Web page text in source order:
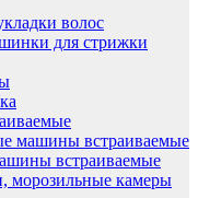
волос
для стрижки
машины встраиваемые
встраиваемые
морозильные камеры